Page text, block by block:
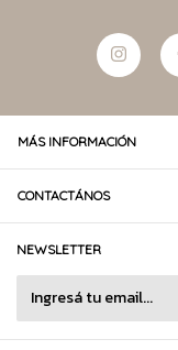
MÁS INFORMACIÓN
CONTACTÁNOS
NEWSLETTER